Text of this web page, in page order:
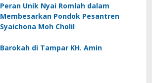
Peran Unik Nyai Romlah dalam
Membesarkan Pondok Pesantren
Syaichona Moh Cholil
Barokah di Tampar KH. Amin